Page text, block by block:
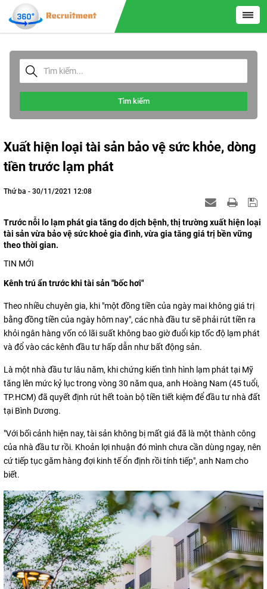
Tìm kiếm
Xuất hiện loại tài sản bảo vệ sức khỏe, dòng
tiền trước lạm phát
Thứ ba - 30/11/2021 12:08
Trước nỗi lo lạm phát gia tăng do dịch bệnh, thị trường xuất hiện loại
tài sản vừa bảo vệ sức khoẻ gia đình, vừa gia tăng giá trị bền vững
theo thời gian.
TIN MỚI
Kênh trú ẩn trước khi tài sản "bốc hơi"
Theo nhiều chuyên gia, khi "một đồng tiền của ngày mai không giá trị
bằng đồng tiền của ngày hôm nay", các nhà đầu tư sẽ phải rút tiền ra
khỏi ngân hàng vốn có lãi suất không bao giờ đuổi kịp tốc độ lạm phát
và đổ vào các kênh đầu tư hấp dẫn như bất động sản.
Là một nhà đầu tư lâu năm, khi chứng kiến tình hình lạm phát tại Mỹ
tăng lên mức kỷ lục trong vòng 30 năm qua, anh Hoàng Nam (45 tuổi,
TP.HCM) đã quyết định rút hết toàn bộ tiền tiết kiệm để đầu tư nhà đất
tại Bình Dương.
"Với bối cảnh hiện nay, tài sản không bị mất giá đã là một thành công
của nhà đầu tư rồi. Khoản lợi nhuận đó mình chưa cần dùng ngay, nên
cứ tiếp tục găm hàng đợi kinh tế ổn định rồi tính tiếp", anh Nam cho
biết.